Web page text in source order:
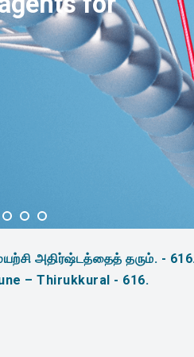
அதிர்ஷ்டத்தைத் தரும். -
– Thirukkural - 616.